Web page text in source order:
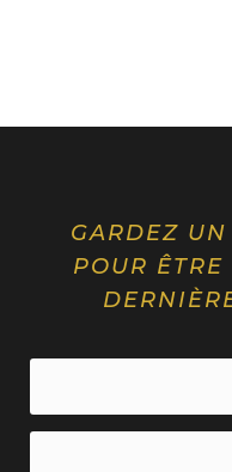
GARDEZ
POUR